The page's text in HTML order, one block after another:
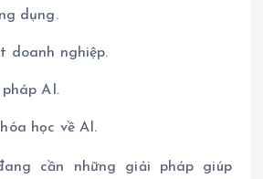
dụng.
doanh nghiệp.
pháp AI.
học về AI.
cần những giải pháp giúp